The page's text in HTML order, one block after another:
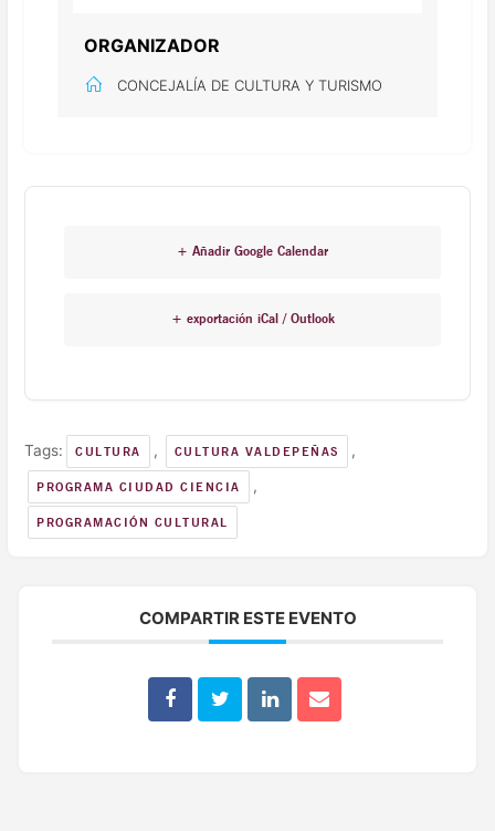
ORGANIZADOR
CONCEJALÍA DE CULTURA Y TURISMO
+ Añadir Google Calendar
+ exportación iCal / Outlook
Tags: CULTURA , CULTURA VALDEPEÑAS ,
PROGRAMA CIUDAD CIENCIA ,
PROGRAMACIÓN CULTURAL
COMPARTIR ESTE EVENTO